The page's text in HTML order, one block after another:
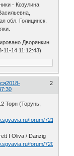
- Козулина
обл. Голицинск.
Дворянкин
11-14 11:12:43)
2
2018-
Торн (Торунь,
forum/721-
I Oliva / Danzig
forum/720-